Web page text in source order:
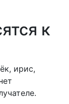
к
ирис,